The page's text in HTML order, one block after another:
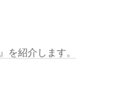
を紹介します。